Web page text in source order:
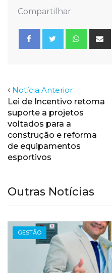
Compartilhar
Notícia Anterior
Lei de Incentivo retoma
suporte a projetos
voltados para a
construção e reforma
de equipamentos
esportivos
Outras Notícias
GESTÃO